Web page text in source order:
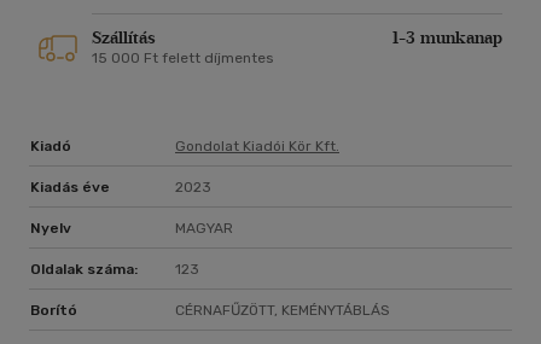
Amikor nélküle, de általa kell láthatóvá mozgósítanunk a
tiszta lelkiismeretet.
Szállítás 1-3 munkanap
15 000 Ft felett díjmentes
Kiadó Gondolat Kiadói Kör Kft.
Kiadás éve 2023
Nyelv MAGYAR
Oldalak száma: 123
Borító CÉRNAFŰZÖTT, KEMÉNYTÁBLÁS